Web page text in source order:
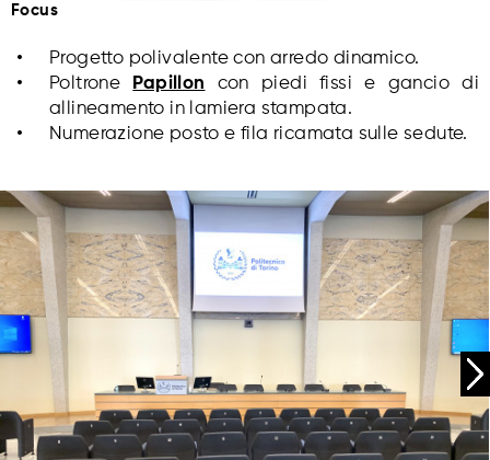
Focus
Progetto polivalente con arredo dinamico.
Poltrone
Papillon con piedi fissi e gancio di
allineamento in lamiera stampata.
Numerazione posto e fila ricamata sulle sedute.